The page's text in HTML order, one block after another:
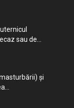
sau de...
şi